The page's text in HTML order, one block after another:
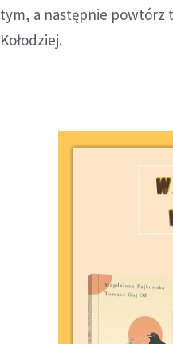
tym, a następnie powtórz
Kołodziej.